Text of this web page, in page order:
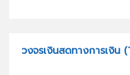
วงจรเงินสดทางการเงิน